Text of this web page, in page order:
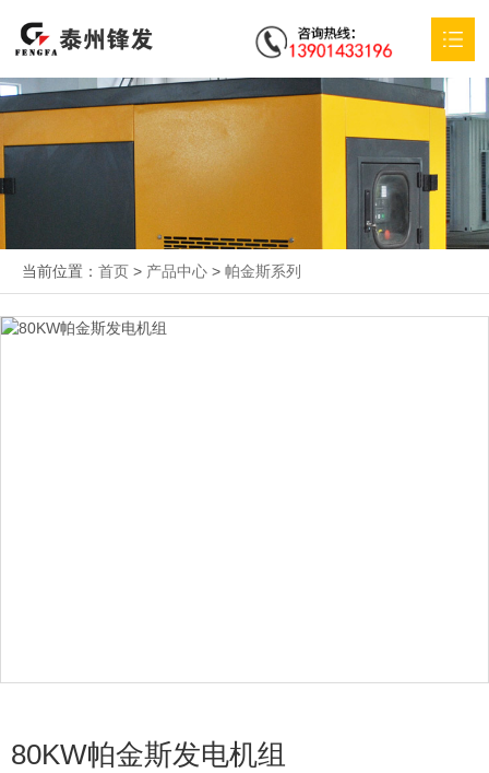
关于我们
特殊定制
当前位置： 首页 > 产品中心 > 帕金斯系列
80KW帕金斯发电机组